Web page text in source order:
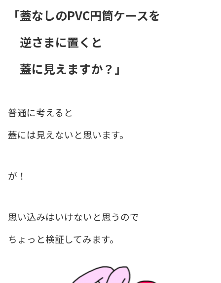
「蓋なしのPVC円筒ケースを
逆さまに置くと
蓋に見えますか？」
普通に考えると
蓋には見えないと思います。
が！
思い込みはいけないと思うので
ちょっと検証してみます。